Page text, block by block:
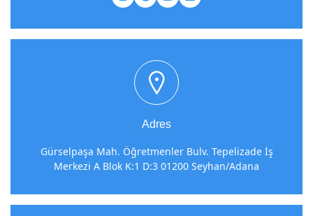
Adres
Gürselpaşa Mah. Öğretmenler Bulv. Tepelizade İş
Merkezi A Blok K:1 D:3 01200 Seyhan/Adana